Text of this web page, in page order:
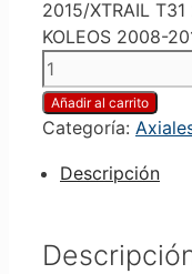
2015/XTRAIL
KOLEOS 2008-
Añadir al carrito
Categoría:
Descripción